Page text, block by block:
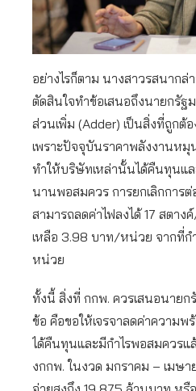
อย่างไรก็ตาม นางสาวรสนาก
ตัดสินใจทำข้อเสนอถึงนายกรัฐ
ส่วนเพิ่ม (Adder) เป็นสิ่งที่ถูกต้อ
เพราะปัจจุบันราคาพลังงานหมุ
ทำให้บริษัทเหล่านั้นได้คืนทุนและ
นานพอสมควร การยกเลิกการ
สามารถลดค่าไฟลงได้ 17 สตา
เหลือ 3.98 บาท/หน่วย จากที่ก
หน่วย
ทั้งนี้ สิ่งที่ กกพ. ควรเสนอนายก
ข้อ คือขอให้เจรจาลดค่าความพ
ได้คืนทุนและมีกำไรพอสมควรแ
งกกพ. ในงวด มกราคม – เมษ